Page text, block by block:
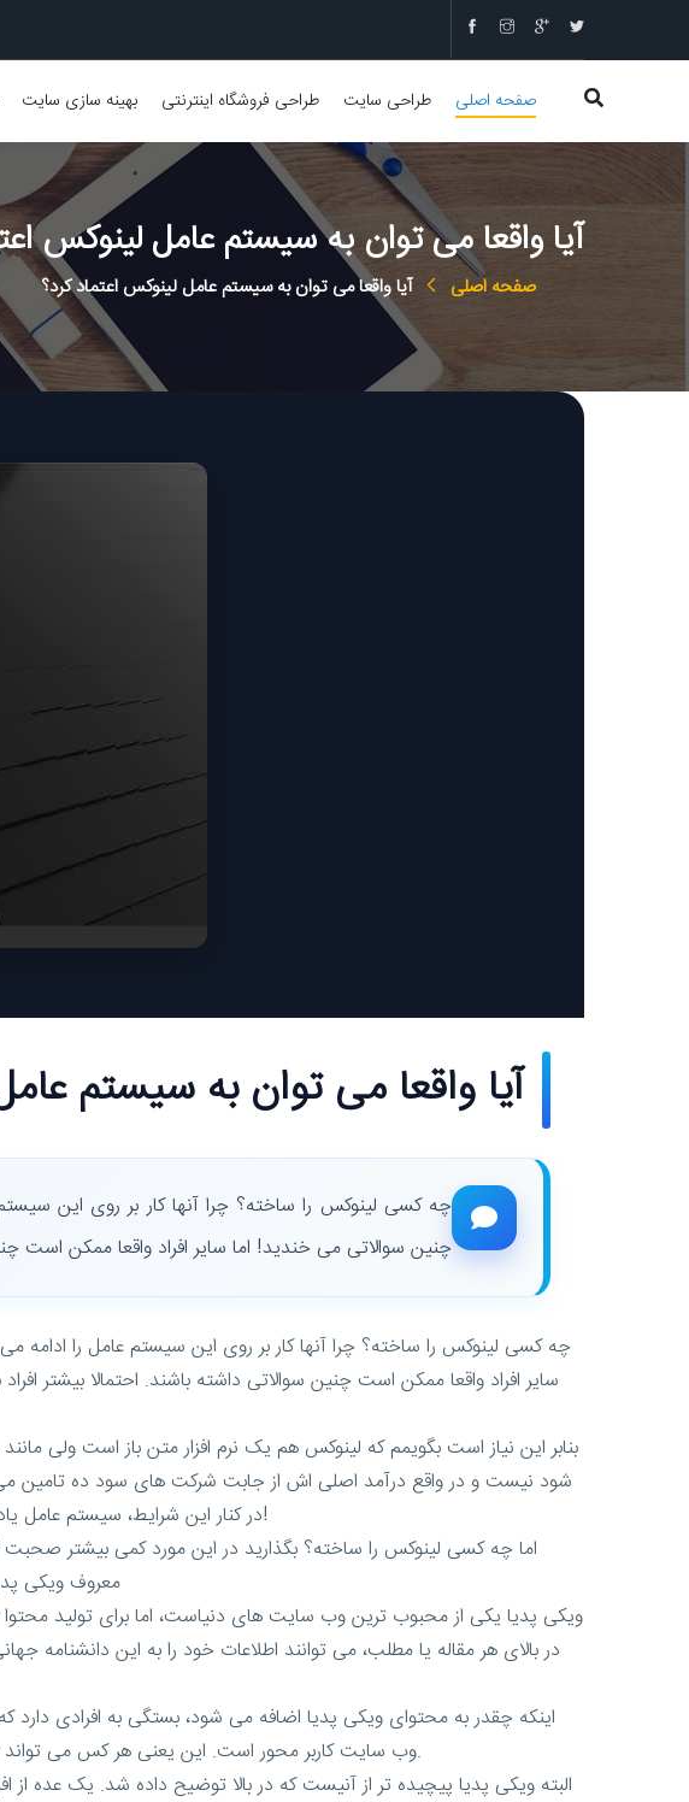
صفحه اصلی طراحی سایت طراحی فروشگاه اینترنتی بهینه سازی سایت
آیا واقعا می توان به سیستم عامل لینوکس
صفحه اصلی آیا واقعا می توان به سیستم عامل لینوکس اعتماد کرد؟
آیا واقعا می توان به سیستم
چه کسی لینوکس را ساخته؟ چرا آنها کار بر روی این سیستم
چنین سوالاتی می خندید! اما سایر افراد واقعا ممکن است
چه کسی لینوکس را ساخته؟ چرا آنها کار بر روی این سیستم عامل را ادامه می
سایر افراد واقعا ممکن است چنین سوالاتی داشته باشند. احتمالا بیشتر
بنابر این نیاز است بگویمم که لینوکس هم یک نرم افزار متن باز است ولی
شود نیست و در واقع درآمد اصلی اش از جابت شرکت های سود ده تامین می
در کنار این شرایط، سیستم عامل یاد شده به نحوی است که هر کسی می تواند آن را بنا به نیازش تغییر دادهو استفاده نماید، حتی شما دوست عزیز!
اما چه کسی لینوکس را ساخته؟ بگذارید در این مورد کمی بیشتر صحبت
معروف ویکی
ویکی پدیا یکی از محبوب ترین وب سایت های دنیاست، اما برای تولید
اینکه چقدر به محتوای ویکی پدیا اضافه می شود، بستگی به افرادی دارد
وب سایت کاربر محور است. این یعنی هر کس می تواند در توزیع ها و موضوعات مختلف به افزایش محتوای ویکی پدیا کمک کند. لینوکس نیز به همین روش کار می کند.
البته ویکی پدیا پیچیده تر از آنیست که در بالا توضیح داده شد. یک عده از